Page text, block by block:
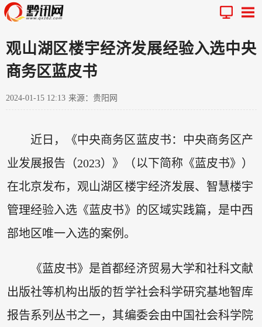
观山湖区楼宇经济发展经验入选中央
商务区蓝皮书
2024-01-15 12:13 来源：贵阳网
近日，《中央商务区蓝皮书：中央商务区产
业发展报告（2023）》（以下简称《蓝皮书》）
在北京发布，观山湖区楼宇经济发展、智慧楼宇
管理经验入选《蓝皮书》的区域实践篇，是中西
部地区唯一入选的案例。
《蓝皮书》是首都经济贸易大学和社科文献
出版社等机构出版的哲学社会科学研究基地智库
报告系列丛书之一，其编委会由中国社会科学院